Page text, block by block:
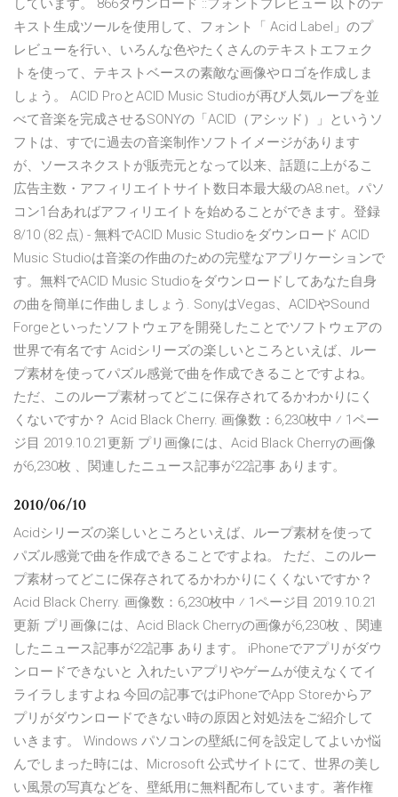
しています。 866ダウンロード ::フォントプレビュー 以下のテ
キスト生成ツールを使用して、フォント「 Acid Label」のプ
レビューを行い、いろんな色やたくさんのテキストエフェク
トを使って、テキストベースの素敵な画像やロゴを作成しま
しょう。 ACID ProとACID Music Studioが再び人気ループを並
べて音楽を完成させるSONYの「ACID（アシッド）」というソ
フトは、すでに過去の音楽制作ソフトイメージがあります
が、ソースネクストが販売元となって以来、話題に上がるこ
広告主数・アフィリエイトサイト数日本最大級のA8.net。パソ
コン1台あればアフィリエイトを始めることができます。登録
8/10 (82 点) - 無料でACID Music Studioをダウンロード ACID
Music Studioは音楽の作曲のための完璧なアプリケーションで
す。無料でACID Music Studioをダウンロードしてあなた自身
の曲を簡単に作曲しましょう. SonyはVegas、ACIDやSound
Forgeといったソフトウェアを開発したことでソフトウェアの
世界で有名です Acidシリーズの楽しいところといえば、ルー
プ素材を使ってパズル感覚で曲を作成できることですよね。
ただ、このループ素材ってどこに保存されてるかわかりにく
くないですか？ Acid Black Cherry. 画像数：6,230枚中 ⁄ 1ペー
ジ目 2019.10.21更新 プリ画像には、Acid Black Cherryの画像
が6,230枚 、関連したニュース記事が22記事 あります。
2010/06/10
Acidシリーズの楽しいところといえば、ループ素材を使って
パズル感覚で曲を作成できることですよね。 ただ、このルー
プ素材ってどこに保存されてるかわかりにくくないですか？
Acid Black Cherry. 画像数：6,230枚中 ⁄ 1ページ目 2019.10.21
更新 プリ画像には、Acid Black Cherryの画像が6,230枚 、関連
したニュース記事が22記事 あります。 iPhoneでアプリがダウ
ンロードできないと 入れたいアプリやゲームが使えなくてイ
ライラしますよね 今回の記事ではiPhoneでApp Storeからア
プリがダウンロードできない時の原因と対処法をご紹介して
いきます。 Windows パソコンの壁紙に何を設定してよいか悩
んでしまった時には、Microsoft 公式サイトにて、世界の美し
い風景の写真などを、壁紙用に無料配布しています。著作権